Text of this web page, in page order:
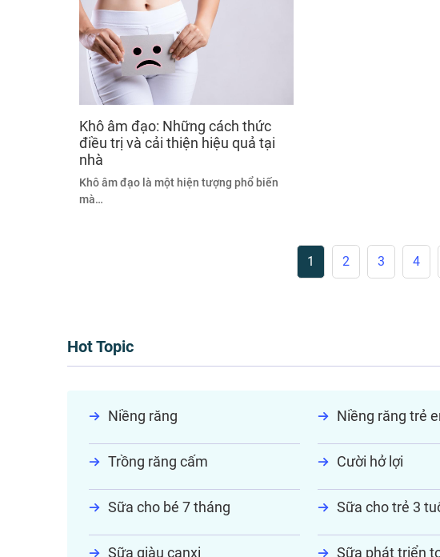
Khô âm đạo: Những cách thức
điều trị và cải thiện hiệu quả tại
nhà
Khô âm đạo là một hiện tượng phổ biến
mà…
1 2 3 4
Hot Topic
Niềng răng Niềng răng trẻ
Trồng răng cấm Cười hở lợi
Sữa cho bé 7 tháng Sữa cho trẻ 3
Sữa giàu canxi Sữa phát triển